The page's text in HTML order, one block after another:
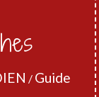
/ Guide